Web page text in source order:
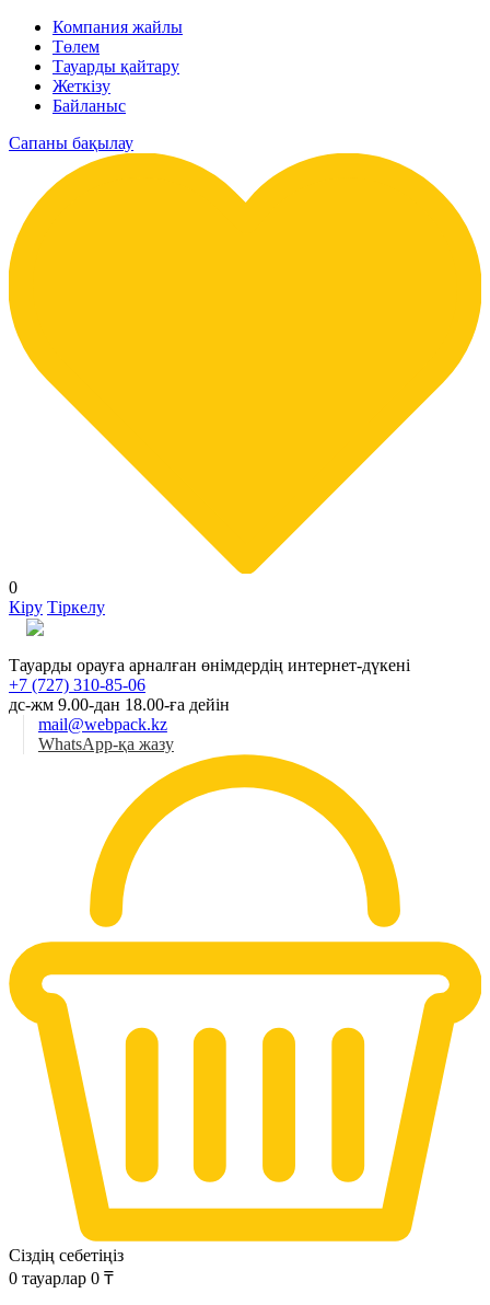
Компания жайлы
Төлем
Тауарды қайтару
Жеткізу
Байланыс
Сапаны бақылау
0
Кіру Тіркелу
Тауарды орауға арналған өнімдердің интернет-дүкені
+7 (727) 310-85-06
дс-жм 9.00-дан 18.00-ға дейін
mail@webpack.kz
WhatsApp-қа жазу
Сіздің себетіңіз
0 тауарлар 0 ₸